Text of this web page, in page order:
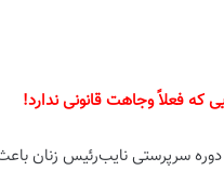
که فعلاً وجاهت قانونی ندارد!
دوره سرپرستی نایب‌رئیس زنان